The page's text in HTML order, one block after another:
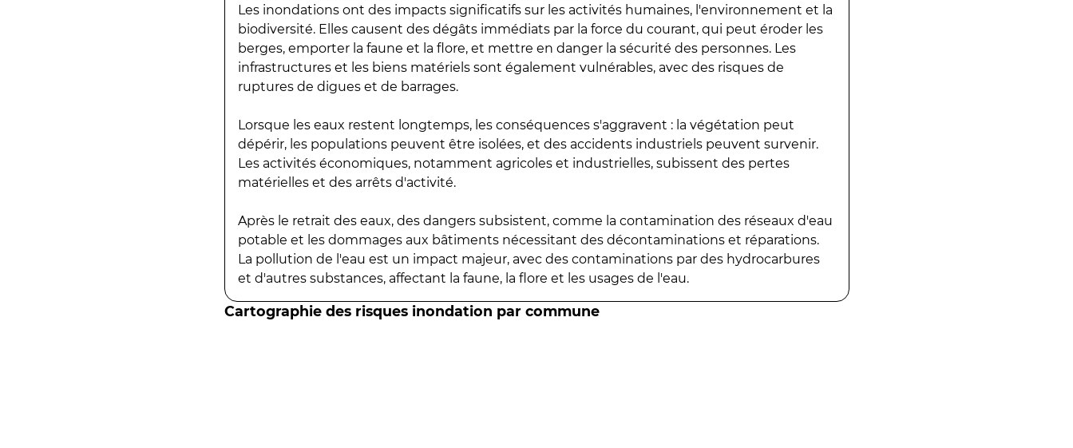
Les inondations ont des impacts significatifs sur les activités humaines, l'environnement et la
biodiversité. Elles causent des dégâts immédiats par la force du courant, qui peut éroder les
berges, emporter la faune et la flore, et mettre en danger la sécurité des personnes. Les
infrastructures et les biens matériels sont également vulnérables, avec des risques de
ruptures de digues et de barrages.
Lorsque les eaux restent longtemps, les conséquences s'aggravent : la végétation peut
dépérir, les populations peuvent être isolées, et des accidents industriels peuvent survenir.
Les activités économiques, notamment agricoles et industrielles, subissent des pertes
matérielles et des arrêts d'activité.
Après le retrait des eaux, des dangers subsistent, comme la contamination des réseaux d'eau
potable et les dommages aux bâtiments nécessitant des décontaminations et réparations.
La pollution de l'eau est un impact majeur, avec des contaminations par des hydrocarbures
et d'autres substances, affectant la faune, la flore et les usages de l'eau.
Cartographie des risques inondation par commune